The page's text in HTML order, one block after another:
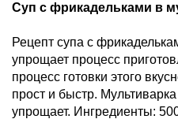
Суп с фрикадельками в
Рецепт супа с
упрощает процесс
процесс готовки этого
прост и быстр.
упрощает. Ингредиенты: